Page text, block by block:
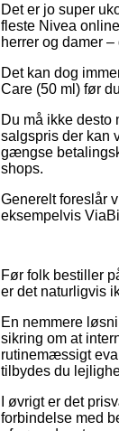
Det er jo super
fleste Nivea
herrer og damer
Det kan dog
Care (50 ml) før
Du må ikke desto
salgspris der kan
gængse
shops.
Generelt foreslår
eksempelvis
Før folk bestiller
er det naturligvis
En nemmere
sikring om at
rutinemæssigt
tilbydes du
I øvrigt er det
forbindelse med